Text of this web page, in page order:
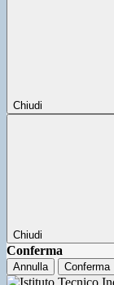
Chiudi
Chiudi
Conferma
Annulla Conferma